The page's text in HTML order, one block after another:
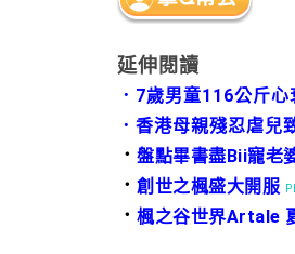
延伸閱讀
． 7歲男童116公斤
． 香港母親殘忍虐兒
．盤點畢書盡Bii寵老
．創世之楓盛大開服
．楓之谷世界Artale